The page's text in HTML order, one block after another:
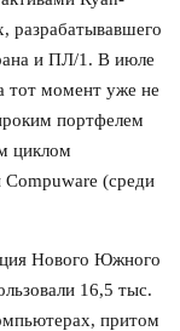
разрабатывавшего
и ПЛ/1. В июле
тот момент уже не
портфелем
циклом
Compuware (среди
Нового Южного
16,5 тыс.
притом